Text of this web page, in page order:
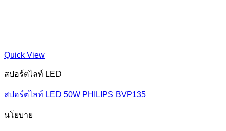
Quick View
สปอร์ตไลท์ LED
สปอร์ตไลท์ LED 50W PHILIPS BVP135
นโยบาย